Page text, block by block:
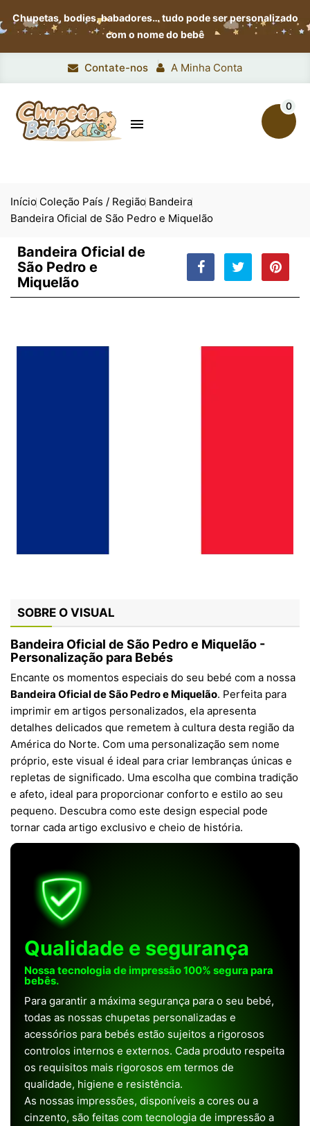
Chupetas, bodies, babadores…tudo pode ser personalizado
com o nome do bebê
Contate-nos A Minha Conta

0
Início Coleção País / Região Bandeira
Bandeira Oficial de São Pedro e Miquelão
Bandeira Oficial de
São Pedro e
Miquelão
SOBRE O VISUAL
Bandeira Oficial de São Pedro e Miquelão -
Personalização para Bebés
Encante os momentos especiais do seu bebé com a nossa
Bandeira Oficial de São Pedro e Miquelão. Perfeita para
imprimir em artigos personalizados, ela apresenta
detalhes delicados que remetem à cultura desta região da
América do Norte. Com uma personalização sem nome
próprio, este visual é ideal para criar lembranças únicas e
repletas de significado. Uma escolha que combina tradição
e afeto, ideal para proporcionar conforto e estilo ao seu
pequeno. Descubra como este design especial pode
tornar cada artigo exclusivo e cheio de história.
Qualidade e segurança
Nossa tecnologia de impressão 100% segura para
bebês.
Para garantir a máxima segurança para o seu bebé,
todas as nossas chupetas personalizadas e
acessórios para bebés estão sujeitos a rigorosos
controlos internos e externos. Cada produto respeita
os requisitos mais rigorosos em termos de
qualidade, higiene e resistência.
As nossas impressões, disponíveis a cores ou a
cinzento, são feitas com tecnologia de impressão a